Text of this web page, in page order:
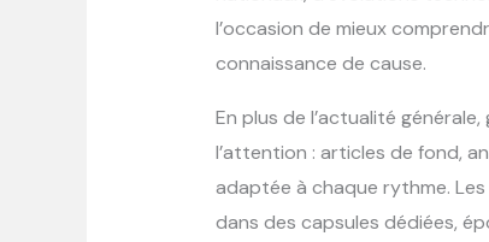
l’occasion de mieux
connaissance de cause.
En plus de l’actualité
l’attention : articles de fond,
adaptée à chaque rythme.
dans des capsules dédiées,